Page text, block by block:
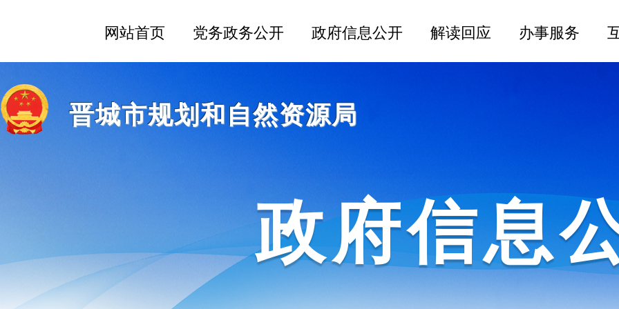
晋城市规划和自然资源局
政府信息